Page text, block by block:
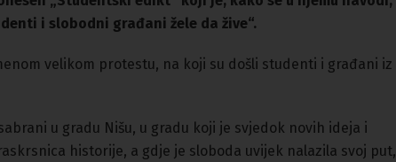
i slobodni građani žele da žive“.
velikom protestu, na koji su došli studenti i građani iz
u gradu Nišu, u gradu koji je svjedok novih ideja i
historije, a gdje je sloboda uvijek nalazila svoj put,